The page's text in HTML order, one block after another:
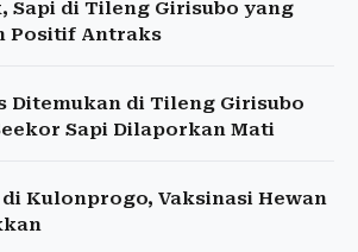
Sapi di Tileng Girisubo yang
Positif Antraks
Ditemukan di Tileng Girisubo
Sapi Dilaporkan Mati
Kulonprogo, Vaksinasi Hewan